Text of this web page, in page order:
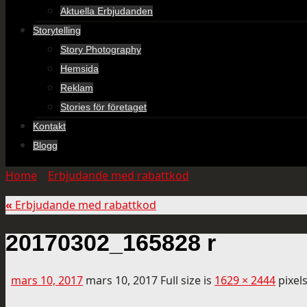
Aktuella Erbjudanden
Storytelling
Story Photography
Hemsida
Reklam
Stories för företaget
Kontakt
Blogg
Home Erbjudande med rabattkod
« Erbjudande med rabattkod
20170302_165828 r
mars 10, 2017 mars 10, 2017 Full size is 1629 × 2444 pixels